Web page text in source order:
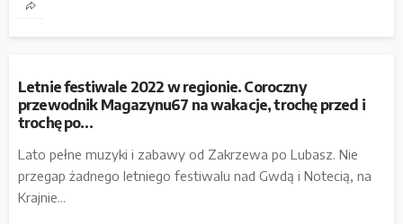
Letnie festiwale 2022 w regionie. Coroczny
przewodnik Magazynu67 na wakacje, trochę przed i
trochę po…
Lato pełne muzyki i zabawy od Zakrzewa po Lubasz. Nie
przegap żadnego letniego festiwalu nad Gwdą i Notecią, na
Krajnie...